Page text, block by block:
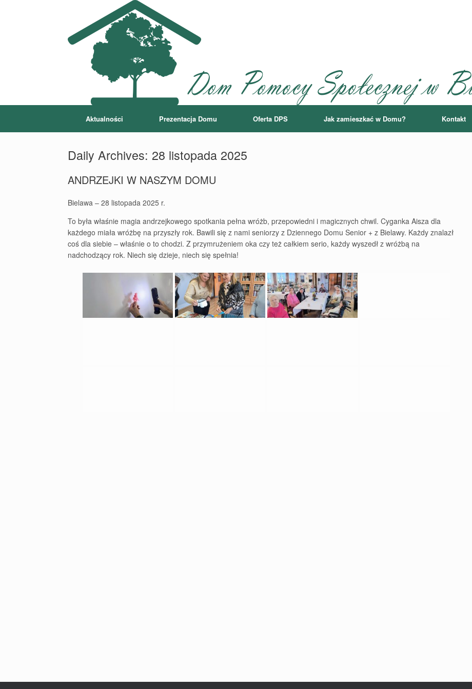
Aktualności Prezentacja Domu Oferta DPS Jak zamieszkać w Domu? Kontakt
Daily Archives: 28 listopada 2025
ANDRZEJKI W NASZYM DOMU
Bielawa – 28 listopada 2025 r.
To była właśnie magia andrzejkowego spotkania pełna wróżb, przepowiedni i magicznych chwil. Cyganka Aisza dla
każdego miała wróżbę na przyszły rok. Bawili się z nami seniorzy z Dziennego Domu Senior + z Bielawy. Każdy znalazł
coś dla siebie – właśnie o to chodzi. Z przymrużeniem oka czy też całkiem serio, każdy wyszedł z wróżbą na
nadchodzący rok. Niech się dzieje, niech się spełnia!